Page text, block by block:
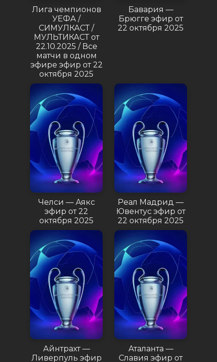
Лига чемпионов
УЕФА /
СИМУЛКАСТ /
МУЛЬТИКАСТ от
22.10.2025 / Все
матчи в одном
эфире эфир от 22
октября 2025
Бавария —
Брюгге эфир от
22 октября 2025
Челси — Аякс
эфир от 22
октября 2025
Реал Мадрид —
Ювентус эфир от
22 октября 2025
Айнтрахт —
Ливерпуль эфир
Аталанта —
Славия эфир от